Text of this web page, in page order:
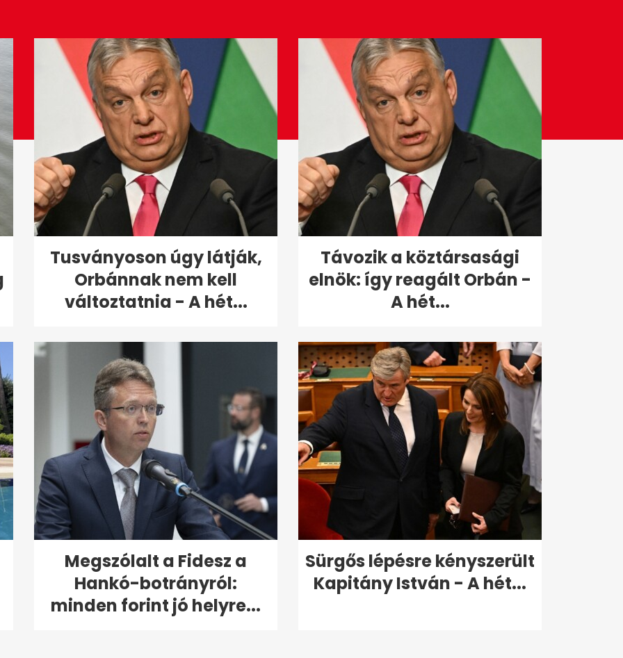
Tusványoson úgy látják,
Orbánnak nem kell
változtatnia - A hét...
Távozik a köztársasági
elnök: így reagált Orbán -
A hét...
Megszólalt a Fidesz a
Hankó-botrányról:
minden forint jó helyre...
Sürgős lépésre kényszerült
Kapitány István - A hét...